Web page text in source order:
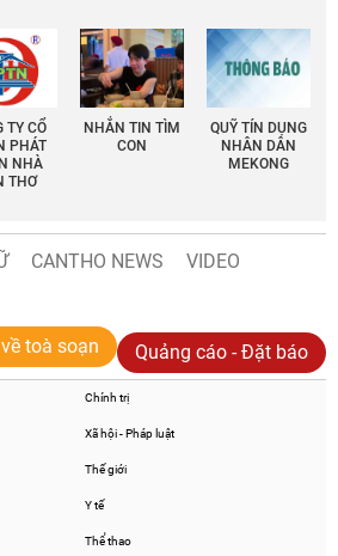
TY CỔ
PHÁT
NHÀ
THƠ
NHẮN TIN TÌM
CON
QUỸ TÍN DỤNG
NHÂN DÂN
MEKONG
CANTHO NEWS
VIDEO
toà soạn Quảng cáo - Đặt báo
Chính trị
Xã hội - Pháp luật
Thế giới
Y tế
Thể thao